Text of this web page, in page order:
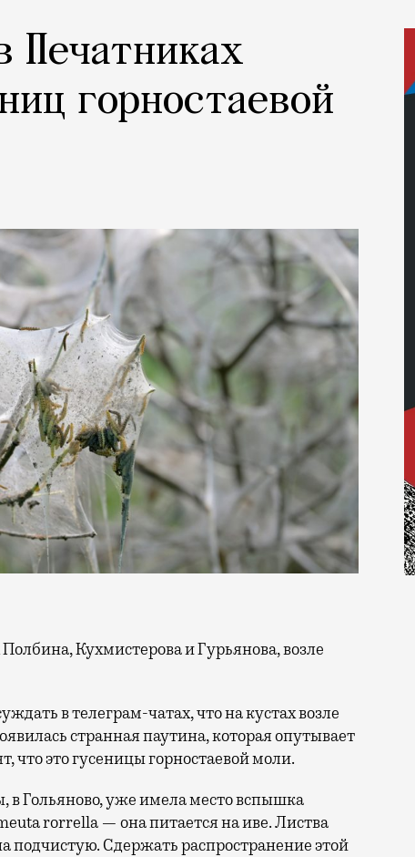
Печатниках
горностаевой
в телеграм-чатах, что на кустах возле
странная паутина, которая опутывает
что это гусеницы горностаевой моли.
в Гольяново, уже имела место вспышка
rorrella — она питается на иве. Листва
подчистую. Сдержать распространение этой